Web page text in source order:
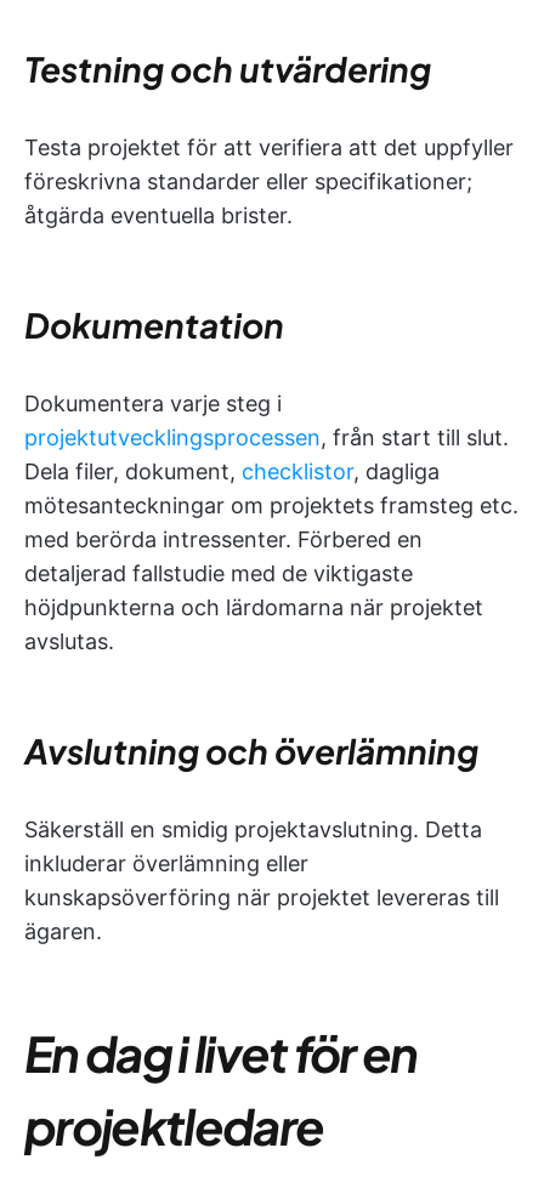
Testning och utvärdering
Testa projektet för att verifiera att det uppfyller
föreskrivna standarder eller specifikationer;
åtgärda eventuella brister.
Dokumentation
Dokumentera varje steg i
projektutvecklingsprocessen, från start till slut.
Dela filer, dokument, checklistor, dagliga
mötesanteckningar om projektets framsteg etc.
med berörda intressenter. Förbered en
detaljerad fallstudie med de viktigaste
höjdpunkterna och lärdomarna när projektet
avslutas.
Avslutning och överlämning
Säkerställ en smidig projektavslutning. Detta
inkluderar överlämning eller
kunskapsöverföring när projektet levereras till
ägaren.
En dag i livet för en
projektledare